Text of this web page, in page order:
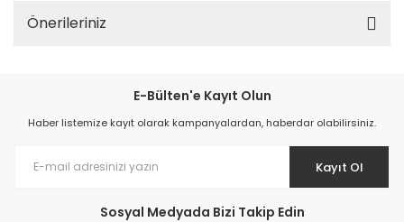
Önerileriniz
E-Bülten'e Kayıt Olun
Haber listemize kayıt olarak kampanyalardan, haberdar olabilirsiniz.
Kayıt Ol
Sosyal Medyada Bizi Takip Edin